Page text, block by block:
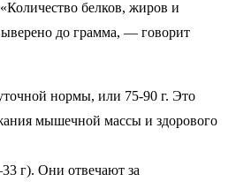
белков, жиров и
до грамма, — говорит
нормы, или 75-90 г. Это
мышечной массы и здорового
г). Они отвечают за